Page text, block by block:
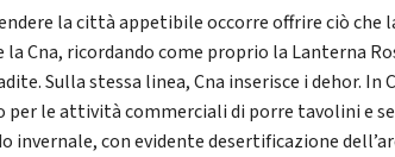
la città appetibile occorre offrire ciò che
la Cna, ricordando come proprio la Lanterna
Sulla stessa linea, Cna inserisce i dehor. In
per le attività commerciali di porre tavolini e
invernale, con evidente desertificazione